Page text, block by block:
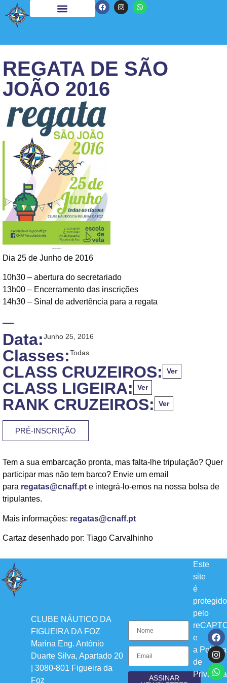
REGATA DE SÃO
JOÃO 2016
Dia 25 de Junho de 2016
10h30 – abertura do secretariado
13h00 – Encerramento das inscrições
14h30 – Sinal de advertência para a regata
Data:Junho 25, 2016
Classes:Todas
CLASS CRUZEIROS: Ver
CLASS LIGEIRA: Ver
RANK CRUZEIROS: Ver
PRÉ-INSCRIÇÃO
Tem a sua embarcação pronta, mas falta-lhe tripulação? Quer
participar mas não tem barco? Envie um email
para regatas@cnaff.pt e integrá-lo-emos na nossa bolsa de
tripulantes.
Mais informações: regatas@cnaff.pt
Cartaz desenhado por: Tiago Carvalhinho
CLUBE NÁUTICO DA
FIGUEIRA DA FOZ
Marina Eng. António
Duarte Silva, Apartado 20
| 3080-801 Figueira da
Foz
ASSINAR
Este
site
é
protegido
pelo
e
a Política
de